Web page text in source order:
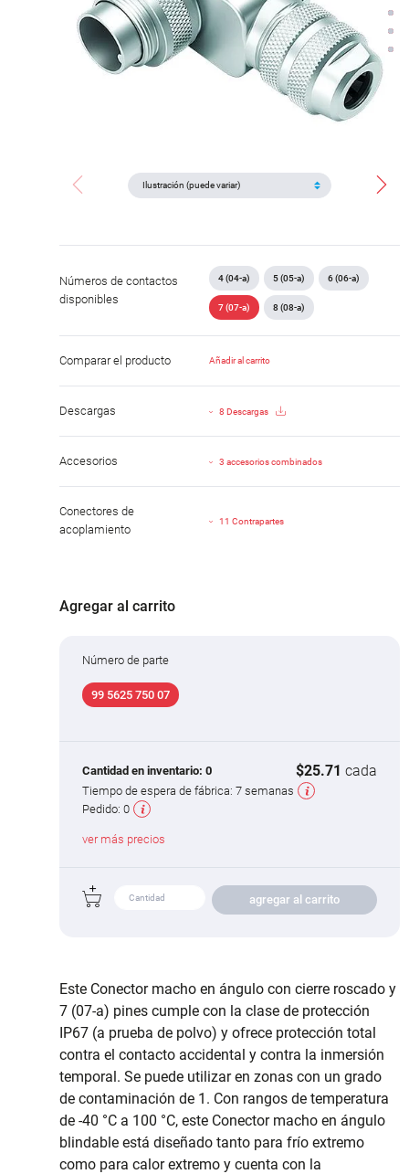
Números de contactos
disponibles
4 (04-a) 5 (05-a) 6 (06-a)
7 (07-a) 8 (08-a)
Comparar el producto Añadir al carrito
Descargas 8 Descargas
Accesorios 3 accesorios combinados
Conectores de
acoplamiento
11 Contrapartes
Agregar al carrito
Número de parte
99 5625 750 07
Cantidad en inventario: 0 $25.71 cada
Tiempo de espera de fábrica: 7 semanas
Pedido: 0
ver más precios
agregar al carrito
Este Conector macho en ángulo con cierre roscado y
7 (07-a) pines cumple con la clase de protección
IP67 (a prueba de polvo) y ofrece protección total
contra el contacto accidental y contra la inmersión
temporal. Se puede utilizar en zonas con un grado
de contaminación de 1. Con rangos de temperatura
de -40 °C a 100 °C, este Conector macho en ángulo
blindable está diseñado tanto para frío extremo
como para calor extremo y cuenta con la